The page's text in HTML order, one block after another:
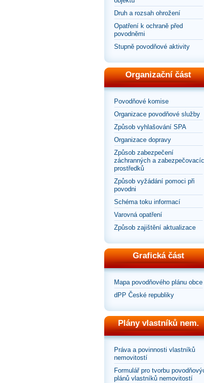
Druh a rozsah ohrožení
Opatření k ochraně před
povodněmi
Stupně povodňové aktivity
Organizační část
Povodňové komise
Organizace povodňové služby
Způsob vyhlašování SPA
Organizace dopravy
Způsob zabezpečení
záchranných a
prostředků
Způsob vyžádání pomoci při
povodni
Schéma toku informací
Varovná opatření
Způsob zajištění aktualizace
Grafická část
Mapa povodňového plánu obce
dPP České republiky
Plány vlastníků nem.
Práva a povinnosti vlastníků
nemovitostí
Formulář pro tvorbu
plánů vlastníků nemovitostí